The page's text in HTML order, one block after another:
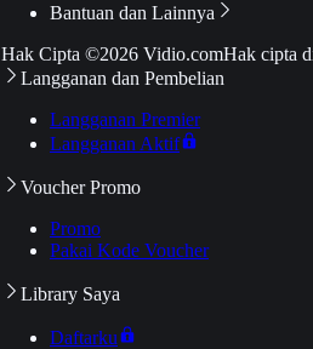
Bantuan dan Lainnya
Hak Cipta ©2026 Vidio.comHak cipta
Langganan dan Pembelian
Langganan Premier
Langganan Aktif
Voucher Promo
Promo
Pakai Kode Voucher
Library Saya
Daftarku